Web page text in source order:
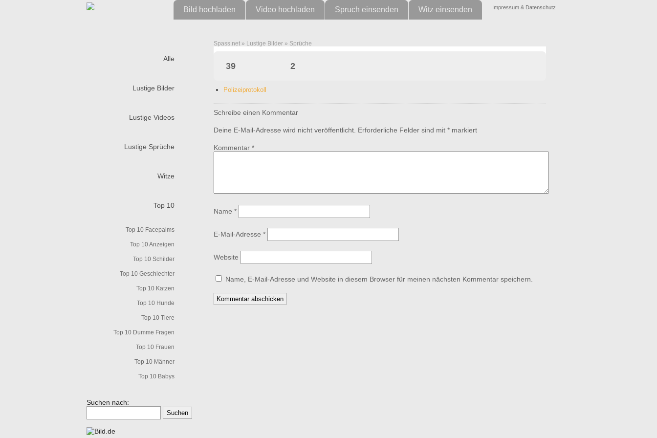
Impressum & Datenschutz
Bild hochladen Video hochladen Spruch einsenden Witz einsenden
Alle
Lustige Bilder
Lustige Videos
Lustige Sprüche
Witze
Top 10
Top 10 Facepalms
Top 10 Anzeigen
Top 10 Schilder
Top 10 Geschlechter
Top 10 Katzen
Top 10 Hunde
Top 10 Tiere
Top 10 Dumme Fragen
Top 10 Frauen
Top 10 Männer
Top 10 Babys
Suchen nach:
Spass.net » Lustige Bilder » Sprüche
39 2
Polizeiprotokoll
Schreibe einen Kommentar
Deine E-Mail-Adresse wird nicht veröffentlicht. Erforderliche Felder sind mit * markiert
Kommentar *
Name *
E-Mail-Adresse *
Website
Name, E-Mail-Adresse und Website in diesem Browser für meinen nächsten Kommentar speichern.